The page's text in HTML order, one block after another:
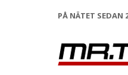
PÅ NÄTET SEDAN